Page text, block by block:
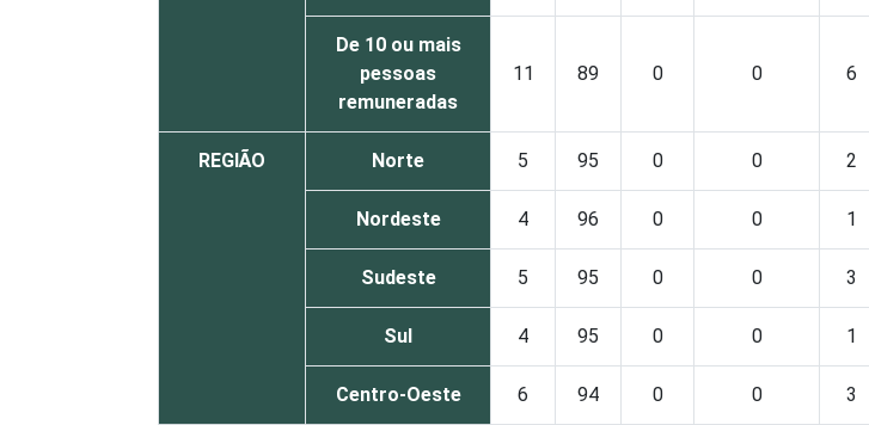
De 10 ou mais
pessoas
remuneradas
11 89 0 0 6
REGIÃO Norte 5 95 0 0 2
Nordeste 4 96 0 0 1
Sudeste 5 95 0 0 3
Sul 4 95 0 0 1
Centro-Oeste 6 94 0 0 3